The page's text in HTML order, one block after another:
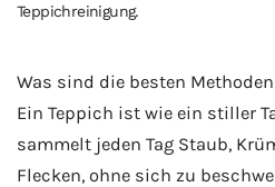
Teppichreinigung.
Was sind die besten
Ein Teppich ist wie ein stiller
sammelt jeden Tag Staub,
Flecken, ohne sich zu